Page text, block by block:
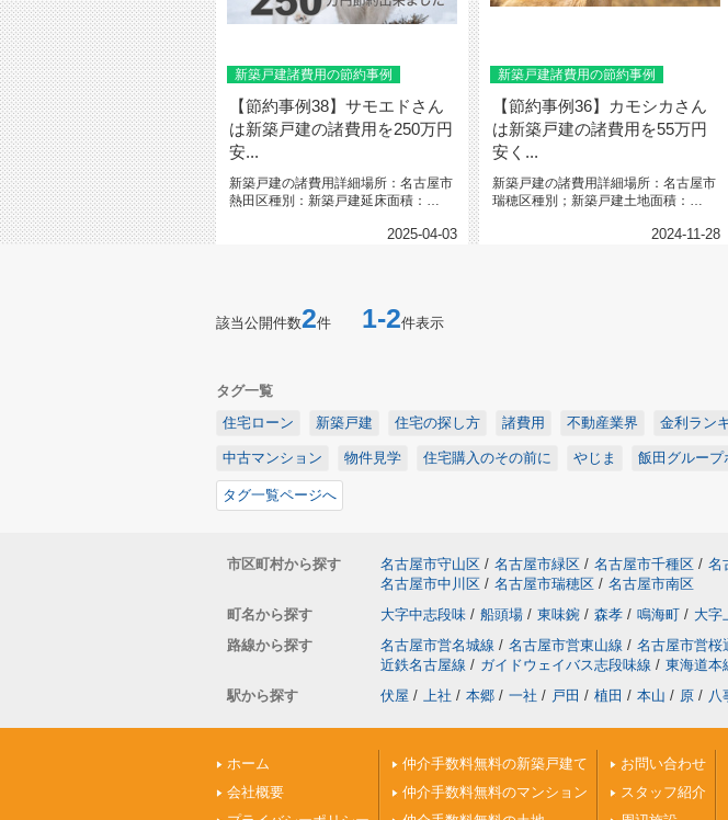
新築戸建諸費用の節約事例
【節約事例38】サモエドさん
は新築戸建の諸費用を250万円
安...
新築戸建の諸費用詳細場所：名古屋市
熱田区種別：新築戸建延床面積：
2025-04-03
新築戸建諸費用の節約事例
【節約事例36】カモシカさん
は新築戸建の諸費用を55万円
安く...
新築戸建の諸費用詳細場所：名古屋市
瑞穂区種別；新築戸建土地面積：
2024-11-28
該当公開件数2件 1-2件表示
タグ一覧
住宅ローン
新築戸建 住宅の探し方 諸費用 不動産業界 金利ラン
中古マンション 物件見学 住宅購入のその前に やじま 飯田グループ
タグ一覧ページへ
市区町村から探す 名古屋市守山区 / 名古屋市緑区 / 名古屋市千種区 / 名
名古屋市中川区 / 名古屋市瑞穂区 / 名古屋市南区
町名から探す
大字中志段味 / 船頭場 / 東味鋺 / 森孝 / 鳴海町 / 大字
路線から探す
名古屋市営名城線 / 名古屋市営東山線 / 名古屋市営桜
近鉄名古屋線 / ガイドウェイバス志段味線 / 東海道本
駅から探す
伏屋 / 上社 / 本郷 / 一社 / 戸田 / 植田 / 本山 / 原 / 八
ホーム
会社概要
仲介手数料無料の新築戸建て
仲介手数料無料のマンション
お問い合わせ
スタッフ紹介